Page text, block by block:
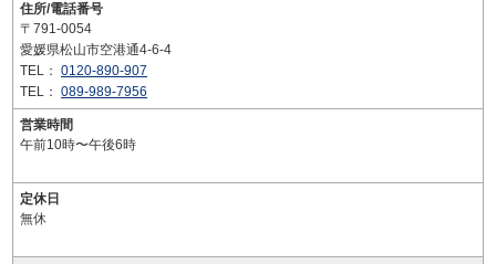
住所/電話番号
〒791-0054
愛媛県松山市空港通4-6-4
TEL： 0120-890-907
TEL： 089-989-7956
営業時間
午前10時〜午後6時
定休日
無休